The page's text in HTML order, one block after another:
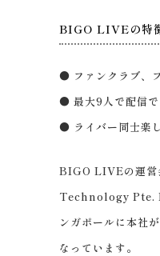
BIGO LIVEの特
● ファンクラブ、
● 最大9人で配信で
● ライバー同士楽
BIGO LIVEの運営
Technology Pte.
ンガポールに本社
なっています。